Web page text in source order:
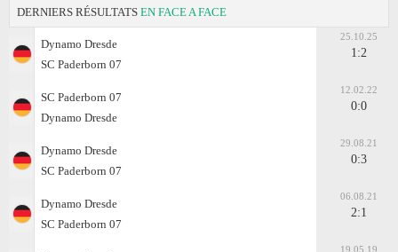
DERNIERS RÉSULTATS EN FACE A FACE
Dynamo Dresde
SC Paderborn 07
25.10.25
1:2
SC Paderborn 07
Dynamo Dresde
12.02.22
0:0
Dynamo Dresde
SC Paderborn 07
29.08.21
0:3
Dynamo Dresde
SC Paderborn 07
06.08.21
2:1
19.05.19